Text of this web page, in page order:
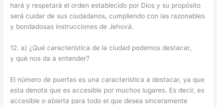
hará y respetará el orden establecido por Dios y su propósito
será cuidar de sus ciudadanos, cumpliendo con las razonables
y bondadosas instrucciones de Jehová.
12. a) ¿Qué característica de la ciudad podemos destacar,
y qué nos da a entender?
El número de puertas es una característica a destacar, ya que
esta denota que es accesible por muchos lugares. Es decir, es
accesible o abierta para todo el que desea sinceramente